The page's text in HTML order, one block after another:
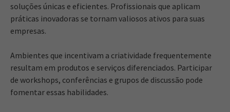
soluções únicas e eficientes. Profissionais que aplicam
práticas inovadoras se tornam valiosos ativos para suas
empresas.
Ambientes que incentivam a criatividade frequentemente
resultam em produtos e serviços diferenciados. Participar
de workshops, conferências e grupos de discussão pode
fomentar essas habilidades.